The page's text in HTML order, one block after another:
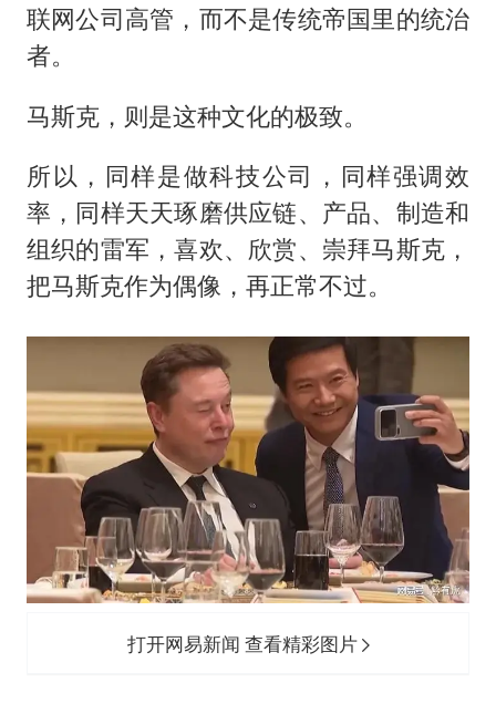
联网公司高管，而不是传统帝国里的统治
者。
马斯克，则是这种文化的极致。
所以，同样是做科技公司，同样强调效
率，同样天天琢磨供应链、产品、制造和
组织的雷军，喜欢、欣赏、崇拜马斯克，
把马斯克作为偶像，再正常不过。
打开网易新闻 查看精彩图片